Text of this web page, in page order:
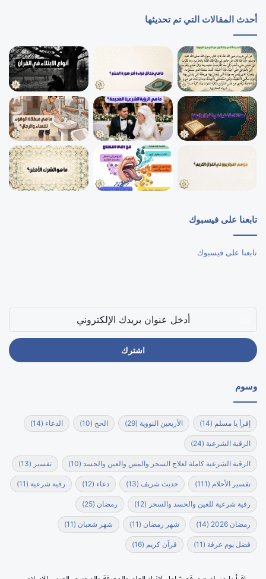
أحدث المقالات التي تم تحديثها
تابعنا على فيسبوك
تابعنا على فيسبوك
بريدك
الإلكتروني
وسوم
إقرأ يا مسلم (14) الأربعين النووية (29) الحج (10) الدعاء (14)
الرقية الشرعية (24)
الرقية الشرعية كاملة لعلاج السحر والمس والعين والحسد (10) تفسير (13)
تفسير الأحلام (111) حديث شريف (13) دعاء (12) رقية شرعية (11)
رقية شرعية للعين والحسد والسحر (12) رمضان (25)
رمضان 2026 (14) شهر رمضان (11) شهر شعبان (11)
فضل يوم عرفة (11) قرآن كريم (16)